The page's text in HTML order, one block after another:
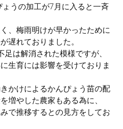
うの加工が7月に入ると一斉
、梅雨明けが早かったために
遅れておりました。
は解消された模様ですが、
生育には影響を受けておりま
かけによるかんぴょう苗の配
増やした農家もある為に、
で推移するとの見方をしてお